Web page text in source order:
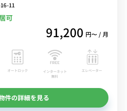
11
可
91,200 円〜 / 月
オートロック
インターネット
無料
エレベーター
件の詳細を見る